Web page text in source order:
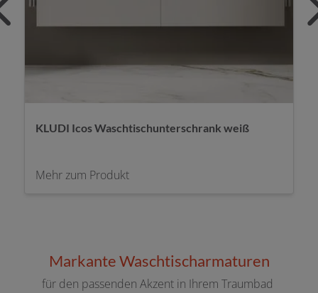
burgbad Badmöbel Sinea 3.0 Eiche
Mehr zum Produkt
Markante Waschtischarmaturen
für den passenden Akzent in Ihrem Traumbad